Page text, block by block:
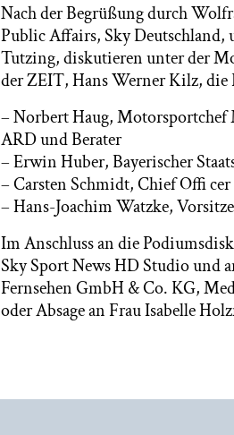
Nach der Begrüßung durch
Public Affairs, Sky
Tutzing, diskutieren unter der
der ZEIT, Hans Werner Kilz, die
– Norbert Haug, Motorsportchef
ARD und Berater
– Erwin Huber, Bayerischer
– Carsten Schmidt, Chief Offi
– Hans-Joachim Watzke,
Im Anschluss an die
Sky Sport News HD Studio und
Fernsehen GmbH & Co. KG,
oder Absage an Frau Isabelle